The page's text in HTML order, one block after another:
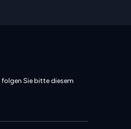
Sie bitte diesem